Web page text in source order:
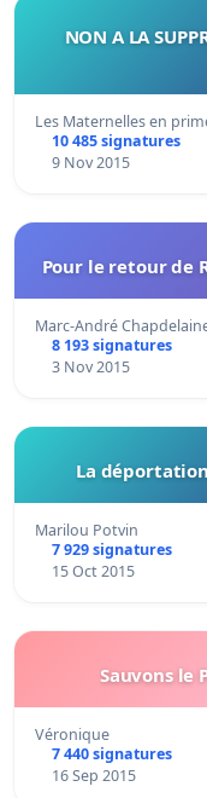
NON A LA
Les Maternelles en
10 485 signatures
9 Nov 2015
Pour le retour de
Marc-André
8 193 signatures
3 Nov 2015
La
Marilou Potvin
7 929 signatures
15 Oct 2015
Sauvons le
Véronique
7 440 signatures
16 Sep 2015